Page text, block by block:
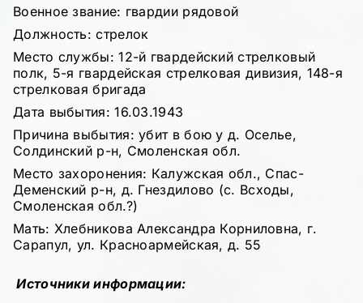
Военное звание: гвардии рядовой
Должность: стрелок
Место службы: 12-й гвардейский стрелковый
полк, 5-я гвардейская стрелковая дивизия, 148-я
стрелковая бригада
Дата выбытия: 16.03.1943
Причина выбытия: убит в бою у д. Оселье,
Солдинский р-н, Смоленская обл.
Место захоронения: Калужская обл., Спас-
Деменский р-н, д. Гнездилово (с. Всходы,
Смоленская обл.?)
Мать: Хлебникова Александра Корниловна, г.
Сарапул, ул. Красноармейская, д. 55
Источники информации: